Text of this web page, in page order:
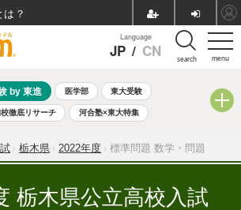
menu
Language
JP / CN search
by 東進 医学部 東大受験
徹底リサーチ 河合塾×東大特集
8月開催学校説明会・相談会
） 自由研究教材（中学生向け）
栃木県 2022年度 標準問題 数学・問題
栃木県公立高校入試